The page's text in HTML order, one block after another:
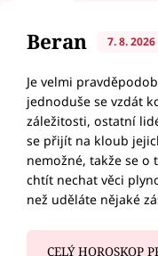
Beran 7. 8. 2026
Je velmi
jednoduše se vzdát
záležitosti, ostatní
se přijít na kloub
nemožné, takže se
chtít nechat věci
než uděláte nějaké
CELÝ HOROSKOP